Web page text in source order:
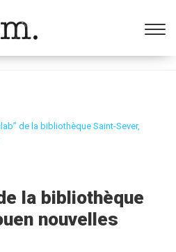
de la bibliothèque Saint-Sever,
la bibliothèque
nouvelles